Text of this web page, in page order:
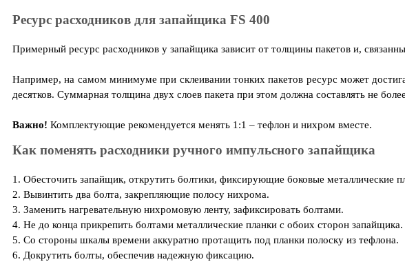
Ресурс расходников для запайщика FS 400
Примерный ресурс расходников у запайщика зависит от толщины пакетов и,
Например, на самом минимуме при склеивании тонких пакетов ресурс может
десятков. Суммарная толщина двух слоев пакета при этом должна составлять не
Важно! Комплектующие рекомендуется менять 1:1 – тефлон и нихром вместе.
Как поменять расходники ручного импульсного запайщика
1. Обесточить запайщик, открутить болтики, фиксирующие боковые металлические
2. Вывинтить два болта, закрепляющие полосу нихрома.
3. Заменить нагревательную нихромовую ленту, зафиксировать болтами.
4. Не до конца прикрепить болтами металлические планки с обоих сторон запайщика.
5. Со стороны шкалы времени аккуратно протащить под планки полоску из тефлона.
6. Докрутить болты, обеспечив надежную фиксацию.